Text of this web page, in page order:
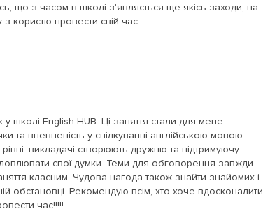
що з часом в школі з'являється ще якісь заходи, на
користю провести свій час.
школі English HUB. Ці заняття стали для мене
та впевненість у спілкуванні англійською мовою.
рівні: викладачі створюють дружню та підтримуючу
свої думки. Теми для обговорення завжди
класним. Чудова нагода також знайти знайомих і
обстановці. Рекомендую всім, хто хоче вдосконалити
час!!!!!